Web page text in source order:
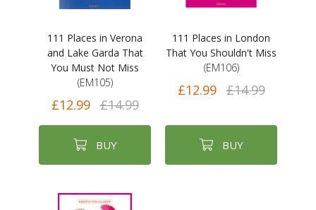
111 Places in Verona
and Lake Garda That
You Must Not Miss
(EM105)
£12.99 £14.99
BUY
111 Places in London
That You Shouldn't Miss
(EM106)
£12.99 £14.99
BUY